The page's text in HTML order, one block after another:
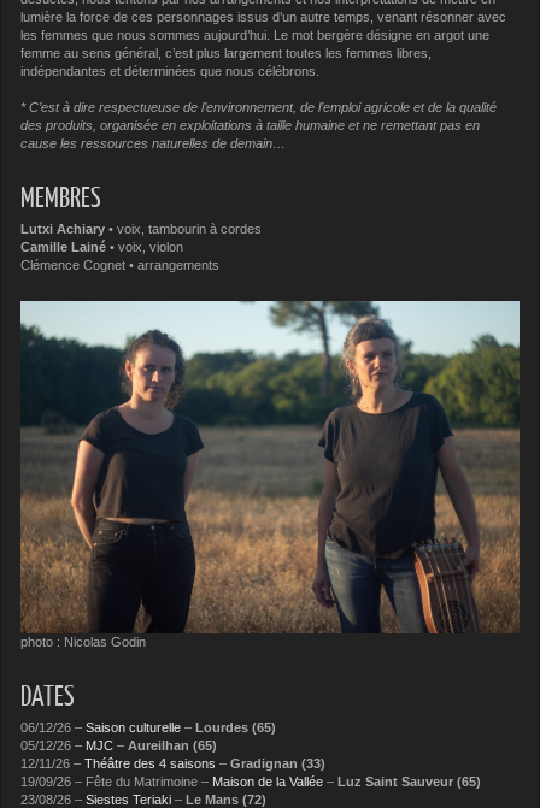
lumière la force de ces personnages issus d’un autre temps, venant résonner avec
les femmes que nous sommes aujourd’hui. Le mot bergère désigne en argot une
femme au sens général, c’est plus largement toutes les femmes libres,
indépendantes et déterminées que nous célébrons.
* C’est à dire respectueuse de l’environnement, de l’emploi agricole et de la qualité
des produits, organisée en exploitations à taille humaine et ne remettant pas en
cause les ressources naturelles de demain…
MEMBRES
Lutxi Achiary • voix, tambourin à cordes
Camille Lainé • voix, violon
Clémence Cognet • arrangements
photo : Nicolas Godin
DATES
06/12/26 –Saison culturelle –Lourdes (65)
05/12/26 – MJC –Aureilhan (65)
12/11/26 –Théâtre des 4 saisons –Gradignan (33)
19/09/26 – Fête du Matrimoine – Maison de la Vallée –Luz Saint Sauveur (65)
23/08/26 –Siestes Teriaki –Le Mans (72)